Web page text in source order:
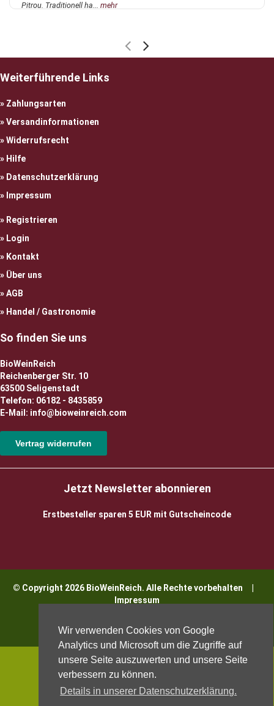
Wir verwenden Cookies von Google
Analytics und Microsoft um die Zugriffe auf
unsere Seite auszuwerten und unsere Seite
verbessern zu können.
Details in unserer Datenschutzerklärung.
Pitrou. Traditionell ha... mehr
Weiterführende Links
Zahlungsarten
Versandinformationen
Widerrufsrecht
Hilfe
Datenschutzerklärung
Impressum
Registrieren
Login
Kontakt
Über uns
AGB
Handel / Gastronomie
So finden Sie uns
BioWeinReich
Reichenberger Str. 10
63500 Seligenstadt
Telefon: 06182 - 8435859
E-Mail: info@bioweinreich.com
Vertrag widerrufen
Jetzt Newsletter abonnieren
Erstbesteller sparen 5 EUR mit Gutscheincode
© Copyright 2026 BioWeinReich. Alle Rechte vorbehalten |
Impressum